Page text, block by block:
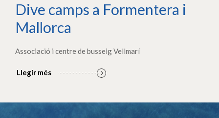
Dive camps a Formentera i
Mallorca
Associació i centre de busseig Vellmarí
Llegir més